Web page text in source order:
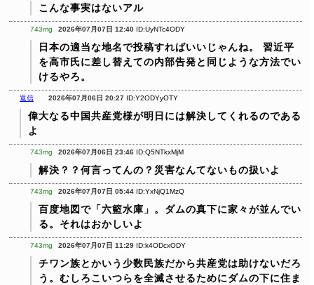
こんな事実はないアル
743mg 2026年07月07日 12:40 ID:UyNTc4ODY
日本の適当な地名で投稿すればいいじゃんね。
習近平
を高市氏に差し替えての内部告発と同じような方法でい
けるやろ。
返信 2026年07月06日 20:27 ID:Y2ODYyOTY
偉大なる中国共産党様が明日には解決してくれるのである
よ
743mg 2026年07月06日 23:46 ID:Q5NTkxMjM
解決？？何言ってんの？災害なんてないもの扱いよ
743mg 2026年07月07日 05:44 ID:YxNjQ1MzQ
百度地図で「六籃水庫」。ダムの真下に家々が並んでい
る。それはおかしいよ
743mg 2026年07月07日 11:29 ID:k4ODcxODY
チワン族とかいう少数民族だから共産党は助けないだろ
う。むしろこいつらを全滅させるためにダムの下に住ま